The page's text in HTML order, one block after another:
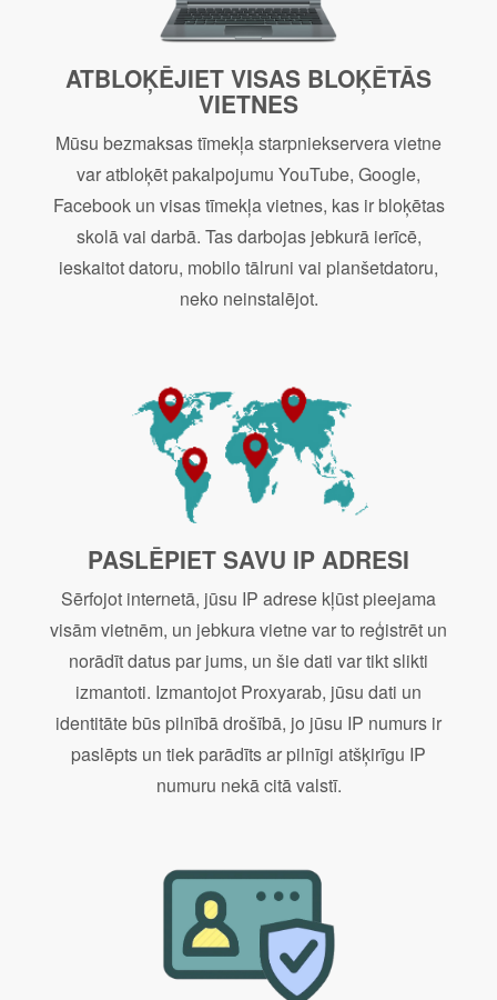
ATBLOĶĒJIET VISAS BLOĶĒTĀS
VIETNES
Mūsu bezmaksas tīmekļa starpniekservera vietne
var atbloķēt pakalpojumu YouTube, Google,
Facebook un visas tīmekļa vietnes, kas ir bloķētas
skolā vai darbā. Tas darbojas jebkurā ierīcē,
ieskaitot datoru, mobilo tālruni vai planšetdatoru,
neko neinstalējot.
PASLĒPIET SAVU IP ADRESI
Sērfojot internetā, jūsu IP adrese kļūst pieejama
visām vietnēm, un jebkura vietne var to reģistrēt un
norādīt datus par jums, un šie dati var tikt slikti
izmantoti. Izmantojot Proxyarab, jūsu dati un
identitāte būs pilnībā drošībā, jo jūsu IP numurs ir
paslēpts un tiek parādīts ar pilnīgi atšķirīgu IP
numuru nekā citā valstī.